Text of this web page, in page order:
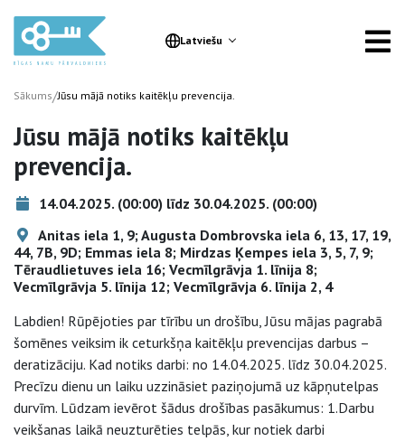
Latviešu
Sākums/Jūsu mājā notiks kaitēkļu prevencija.
Jūsu mājā notiks kaitēkļu
prevencija.
14.04.2025. (00:00) līdz 30.04.2025. (00:00)
Anitas iela 1, 9; Augusta Dombrovska iela 6, 13, 17, 19,
44, 7B, 9D; Emmas iela 8; Mirdzas Ķempes iela 3, 5, 7, 9;
Tēraudlietuves iela 16; Vecmīlgrāvja 1. līnija 8;
Vecmīlgrāvja 5. līnija 12; Vecmīlgrāvja 6. līnija 2, 4
Labdien! Rūpējoties par tīrību un drošību, Jūsu mājas pagrabā
šomēnes veiksim ik ceturkšņa kaitēkļu prevencijas darbus –
deratizāciju. Kad notiks darbi: no 14.04.2025. līdz 30.04.2025.
Precīzu dienu un laiku uzzināsiet paziņojumā uz kāpņutelpas
durvīm. Lūdzam ievērot šādus drošības pasākumus: 1.Darbu
veikšanas laikā neuzturēties telpās, kur notiek darbi